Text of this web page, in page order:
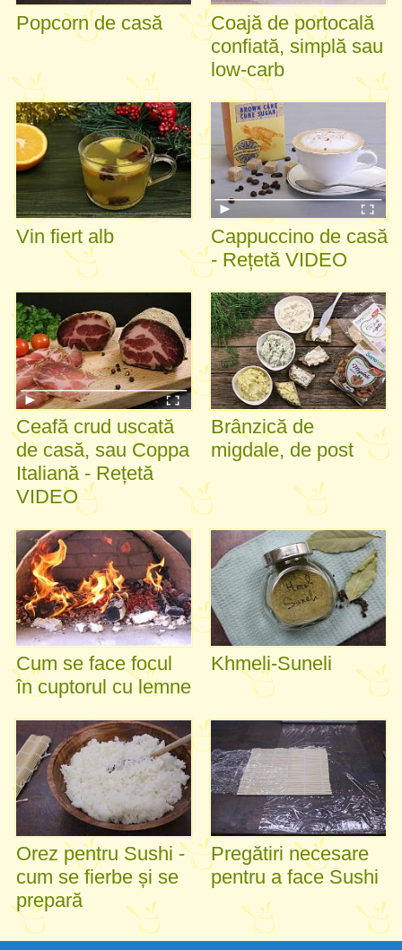
Popcorn de casă
Coajă de portocală
confiată, simplă sau
low-carb
Vin fiert alb
Cappuccino de casă
- Rețetă VIDEO
Ceafă crud uscată
de casă, sau Coppa
Italiană - Rețetă
VIDEO
Brânzică de
migdale, de post
Cum se face focul
în cuptorul cu lemne
Khmeli-Suneli
Orez pentru Sushi -
cum se fierbe și se
prepară
Pregătiri necesare
pentru a face Sushi